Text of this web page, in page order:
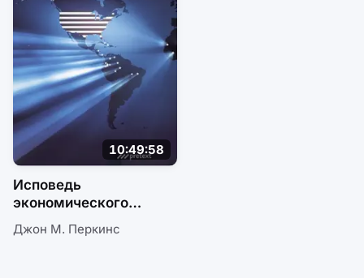
10:49:58
Исповедь
экономического
убийцы
Джон М. Перкинс